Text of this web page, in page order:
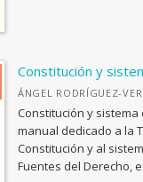
Constitución y
ÁNGEL RODRÍGUEZ-
Constitución y sistema
manual dedicado a la
Constitución y al
Fuentes del Derecho,